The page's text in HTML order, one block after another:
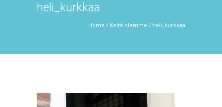
heli_kurkkaa
Home / Keitä olemme / heli_kurkkaa